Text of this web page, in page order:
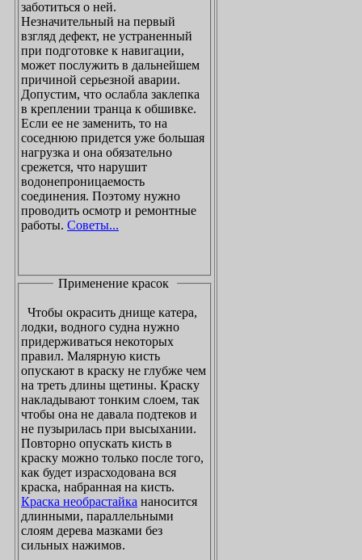
заботиться о ней.
Незначительный на первый
взгляд дефект, не устраненный
при подготовке к навигации,
может послужить в дальнейшем
причиной серьезной аварии.
Допустим, что ослабла заклепка
в креплении транца к обшивке.
Если ее не заменить, то на
соседнюю придется уже большая
нагрузка и она обязательно
срежется, что нарушит
водонепроницаемость
соединения. Поэтому нужно
проводить осмотр и ремонтные
работы. Советы...
Применение красок
лодки, водного судна нужно
придерживаться некоторых
правил. Малярную кисть
опускают в краску не глубже чем
на треть длины щетины. Краску
накладывают тонким слоем, так
чтобы она не давала подтеков и
не пузырилась при высыхании.
Повторно опускать кисть в
краску можно только после того,
как будет израсходована вся
краска, набранная на кисть.
Краска необрастайка
длинными, параллельными
слоям дерева мазками без
сильных нажимов.